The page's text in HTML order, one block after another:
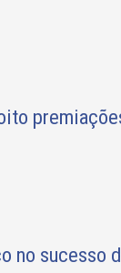
no sucesso